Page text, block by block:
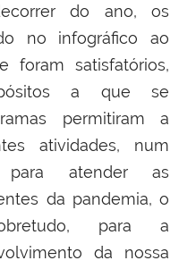
do ano, os
no infográfico ao
foram satisfatórios,
a que se
permitiram a
atividades, num
para atender as
da pandemia, o
para a
da nossa